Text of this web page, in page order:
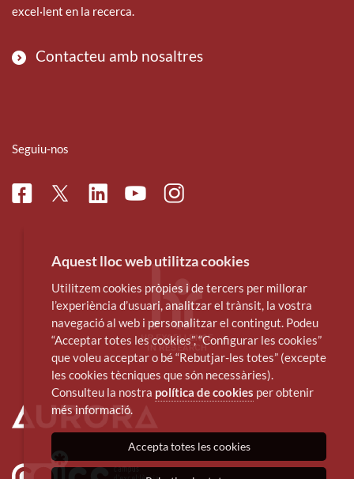
excel·lent en la recerca.
Contacteu amb nosaltres
Seguiu-nos
FacebookTwitterLinkedinYoutubeInstagram
Aquest lloc web utilitza cookies
Utilitzem cookies pròpies i de tercers per millorar
l’experiència d’usuari, analitzar el trànsit, la vostra
navegació al web i personalitzar el contingut. Podeu
“Acceptar totes les cookies”, “Configurar les cookies”
que voleu acceptar o bé “Rebutjar-les totes” (excepte
les cookies tècniques que són necessàries).
Consulteu la nostra política de cookies per obtenir
més informació.
Accepta totes les cookies